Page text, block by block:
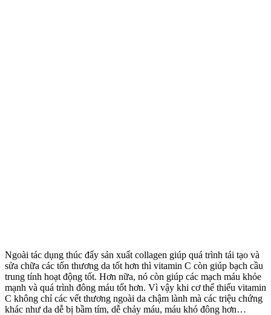
Ngoài tác dụng thúc đẩy sản xuất collagen giúp quá trình tái tạo và
sửa chữa các tổn thương da tốt hơn thì vitamin C còn giúp bạch cầu
trung tính hoạt động tốt. Hơn nữa, nó còn giúp các mạch máu khỏe
mạnh và quá trình đông máu tốt hơn. Vì vậy khi c‌ơ th‌ể thiếu vitamin
C không chỉ các vết thương ngoài da chậm lành mà các triệu chứng
khác như da dễ bị bầm tím, dễ chảy máu, máu khó đông hơn…